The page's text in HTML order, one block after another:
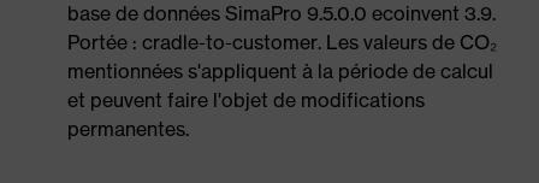
base de données SimaPro 9.5.0.0 ecoinvent 3.9.
Portée : cradle-to-customer. Les valeurs de CO₂
mentionnées s'appliquent à la période de calcul
et peuvent faire l'objet de modifications
permanentes.